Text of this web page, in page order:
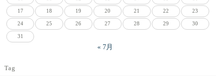
17 18 19 20 21 22 23
24 25 26 27 28 29 30
31
« 7月
Tag